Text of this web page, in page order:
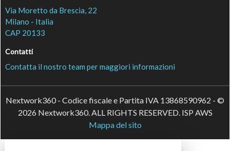
Via Moretto da Brescia, 22
Milano - Italia
CAP 20133
Contatti
Contatta il nostro team per maggiori informazioni
Nextwork360 - Codice fiscale e Partita IVA 13868590962 - ©
2026 Nextwork360. ALL RIGHTS RESERVED. ISP AWS
Mappa del sito